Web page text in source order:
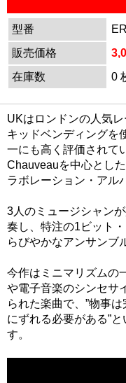
型番
販売価格
在庫数
0
UKはロンドンの人気
キッドベンディングを
一にも高く評価されて
Chauveauを中心とし
ラボレーション・アル
3人のミュージシャン
奏し、特注の1ビット
らびやかなアンサンブ
今作はミニマリズムの
や電子音楽のシンセサ
られた楽曲で、”物事
にずれる必要がある”
す。